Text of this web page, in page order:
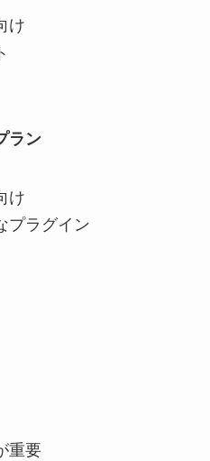
け
ラン
け
プラグイン
重要